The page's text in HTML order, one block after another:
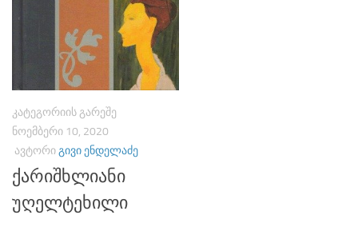
ᲙᲐᲢᲔᲒᲝᲠᲘᲘᲡ ᲒᲐᲠᲔᲨᲔ
ᲜᲝᲔᲛᲑᲔᲠᲘ 10, 2020
ᲐᲕᲢᲝᲠᲘᲒᲘᲕᲘ ᲔᲜᲓᲔᲚᲐᲫᲔ
ქარიშხლიანი
უღელტეხილი